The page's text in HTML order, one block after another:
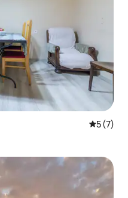
5 de
5 (7)